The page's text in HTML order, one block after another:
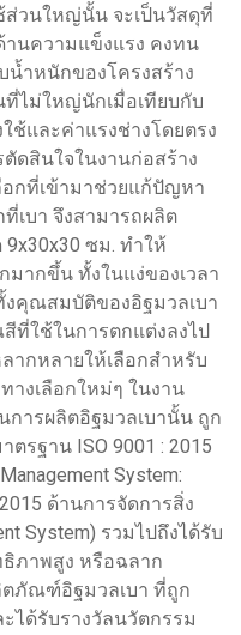
วนใหญ่นั้น จะเป็นวัสดุที่
นความแข็งแรง คงทน
น้ำหนักของโครงสร้าง
ไม่ใหญ่นักเมื่อเทียบกับ
และค่าแรงช่างโดยตรง
ดสินใจในงานก่อสร้าง
อกที่เข้ามาช่วยแก้ปัญหา
เบา จึงสามารถผลิต
ซม. ทำให้
ากขึ้น ทั้งในแง่ของเวลา
งคุณสมบัติของอิฐมวลเบา
ที่ใช้ในการตกแต่งลงไป
ากหลายให้เลือกสำหรับ
างเลือกใหม่ๆ ในงาน
การผลิตอิฐมวลเบานั้น ถูก
รฐาน ISO 9001 : 2015
System:
ด้านการจัดการสิ่ง
System) รวมไปถึงได้รับ
ภาพสูง หรือฉลาก
ตภัณฑ์อิฐมวลเบา ที่ถูก
ได้รับรางวัลนวัตกรรม